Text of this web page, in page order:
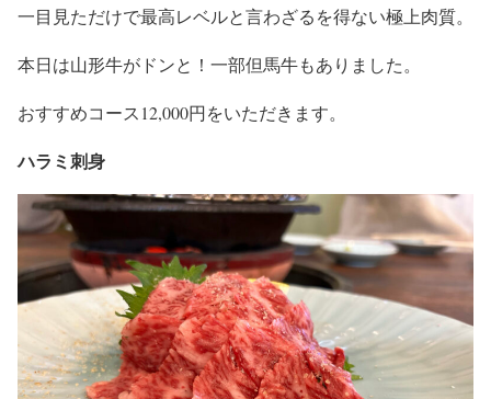
一目見ただけで最高レベルと言わざるを得ない極上肉質。
本日は山形牛がドンと！一部但馬牛もありました。
おすすめコース12,000円をいただきます。
ハラミ刺身